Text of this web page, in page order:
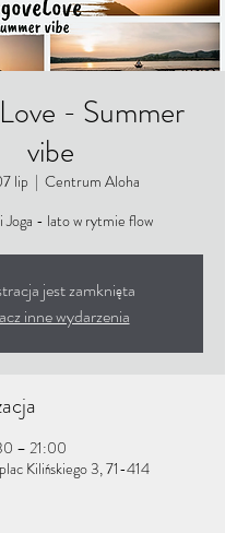
- Summer
vibe
lip
  |
Centrum Aloha
Joga - lato w rytmie flow
jest zamknięta
inne wydarzenia
– 21:00
Kilińskiego 3, 71-414